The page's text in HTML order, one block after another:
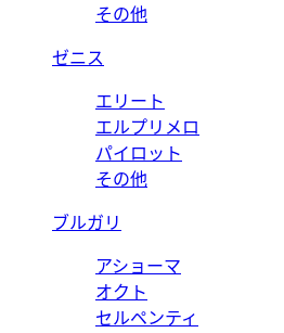
その他
ゼニス
エリート
エルプリメロ
パイロット
その他
ブルガリ
アショーマ
オクト
セルペンティ